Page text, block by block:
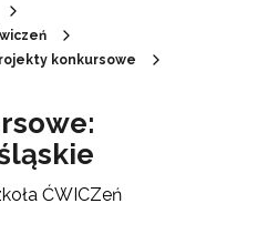
konkursowe
ĆWICZeń